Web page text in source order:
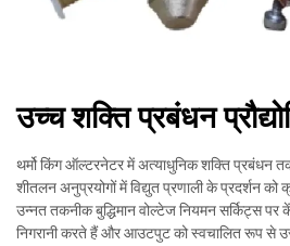
उच्च शक्ति प्रबंधन
थर्मो किंग ऑल्टरनेटर में अत्याधुनिक शक्ति प्रबंधन
शीतलन अनुप्रयोगों में विद्युत प्रणाली के प्रदर्शन को
उन्नत तकनीक बुद्धिमान वोल्टेज नियमन सर्किट्स पर
निगरानी करते हैं और आउटपुट को स्वचालित रूप से